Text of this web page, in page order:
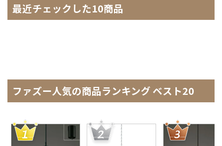
最近チェックした10商品
ファズー人気の商品ランキング ベスト20